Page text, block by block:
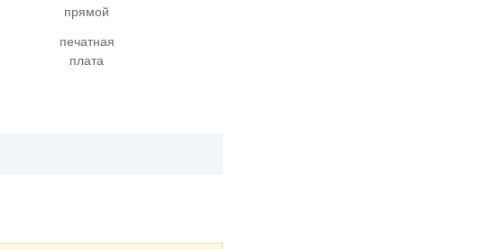
прямой
печатная
плата